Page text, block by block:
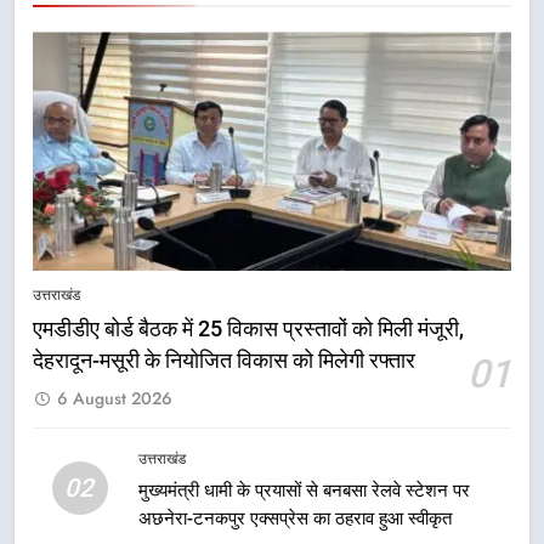
उत्तराखंड
एमडीडीए बोर्ड बैठक में 25 विकास प्रस्तावों को मिली मंजूरी,
देहरादून-मसूरी के नियोजित विकास को मिलेगी रफ्तार
01
6 August 2026
02
उत्तराखंड
मुख्यमंत्री धामी के प्रयासों से बनबसा रेलवे स्टेशन पर
अछनेरा-टनकपुर एक्सप्रेस का ठहराव हुआ स्वीकृत
मंत्री गणेश जोशी ने किसानों से संवाद कर
उन्हें सरकार की विभिन्न कृषि एवं बागवानी
योजनाओं का अधिक से अधिक लाभ उठाने
का आह्वान किया
उत्तराखंड
7
खेल मंत्री रेखा आर्या ने देवभूमि से बुलंद
किया 2036 ओलंपिक मेजबानी का संकल्प
8
संकल्प